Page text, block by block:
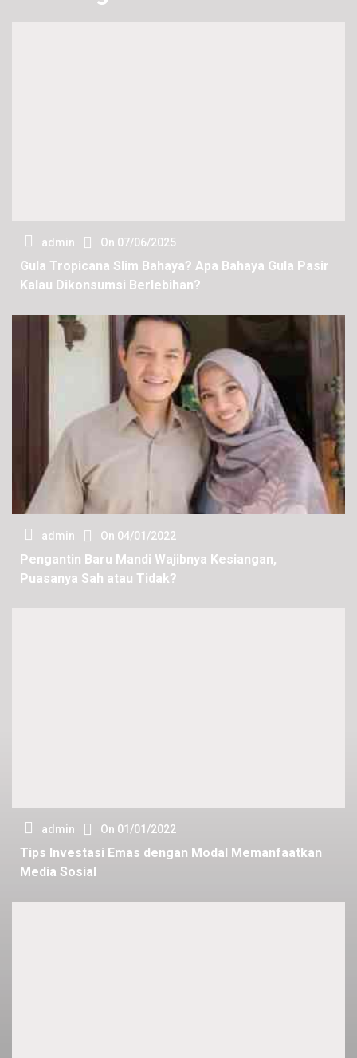
admin On 07/06/2025
Gula Tropicana Slim Bahaya? Apa Bahaya Gula Pasir
Kalau Dikonsumsi Berlebihan?
admin On 04/01/2022
Pengantin Baru Mandi Wajibnya Kesiangan,
Puasanya Sah atau Tidak?
admin On 01/01/2022
Tips Investasi Emas dengan Modal Memanfaatkan
Media Sosial